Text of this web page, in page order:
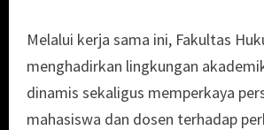
Melalui kerja sama ini, Fakultas
menghadirkan lingkungan
dinamis sekaligus memperkaya
mahasiswa dan dosen terhadap